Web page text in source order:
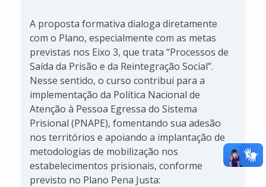
A proposta formativa dialoga diretamente
com o Plano, especialmente com as metas
previstas nos Eixo 3, que trata “Processos de
Saída da Prisão e da Reintegração Social”.
Nesse sentido, o curso contribui para a
implementação da Política Nacional de
Atenção à Pessoa Egressa do Sistema
Prisional (PNAPE), fomentando sua adesão
nos territórios e apoiando a implantação de
metodologias de mobilização nos
estabelecimentos prisionais, conforme
previsto no Plano Pena Justa: